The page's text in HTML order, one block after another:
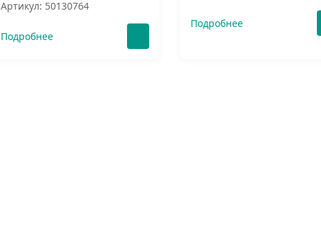
Артикул: 50130764
Подробнее
Подробнее